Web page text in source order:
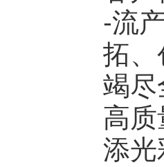
-流
拓
竭
高
添